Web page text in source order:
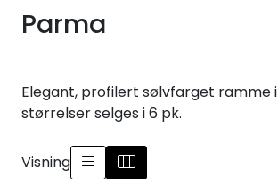
Parma
Elegant, profilert sølvfarget ramme
størrelser selges i 6 pk.
Visning
Tilbehør til innramming
Canvas
Glass art